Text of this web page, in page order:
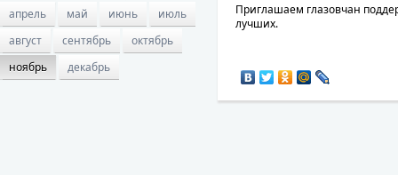
апрель
май июнь
июль
август
сентябрь
октябрь
ноябрь
декабрь
Приглашаем глазовчан
лучших.